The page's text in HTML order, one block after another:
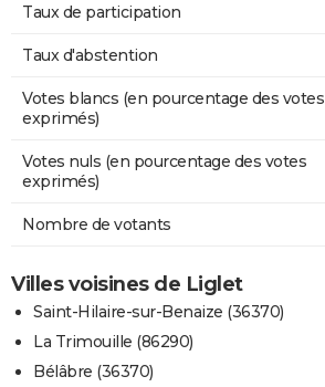
Taux de participation
Taux d'abstention
Votes blancs (en pourcentage des votes
exprimés)
Votes nuls (en pourcentage des votes
exprimés)
Nombre de votants
Villes voisines de Liglet
Saint-Hilaire-sur-Benaize (36370)
La Trimouille (86290)
Bélâbre (36370)